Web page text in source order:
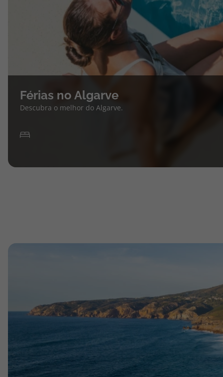
Férias no Algarve
Descubra o melhor do Algarve.